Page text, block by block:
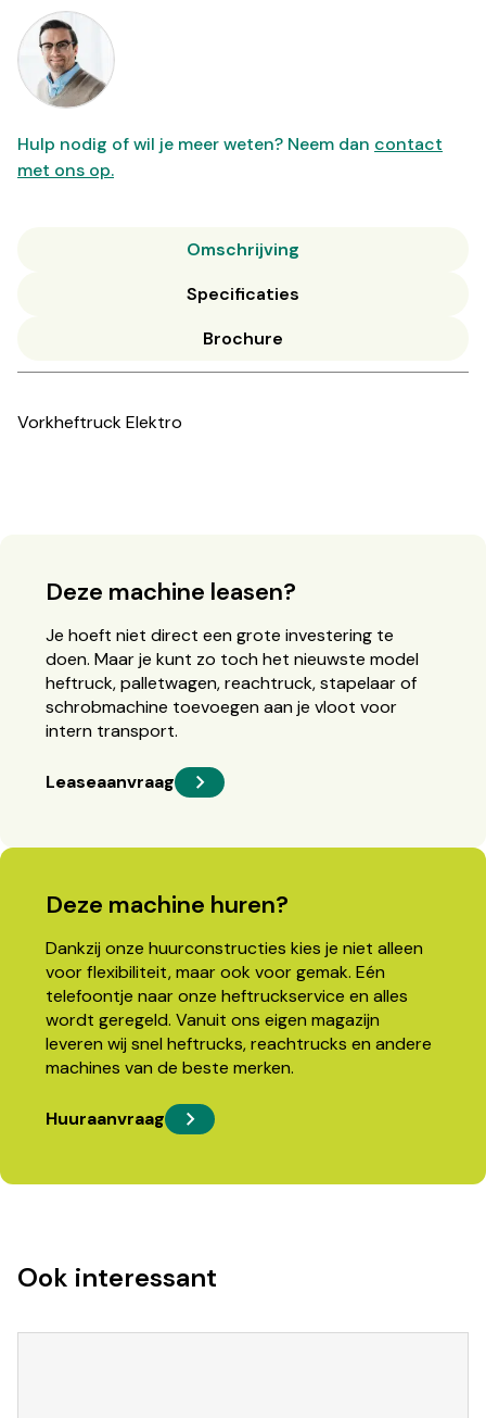
Hulp nodig of wil je meer weten? Neem dan contact
met ons op.
Omschrijving
Specificaties
Brochure
Vorkheftruck Elektro
Deze machine leasen?
Je hoeft niet direct een grote investering te
doen. Maar je kunt zo toch het nieuwste model
heftruck, palletwagen, reachtruck, stapelaar of
schrobmachine toevoegen aan je vloot voor
intern transport.
Leaseaanvraag
Deze machine huren?
Dankzij onze huurconstructies kies je niet alleen
voor flexibiliteit, maar ook voor gemak. Eén
telefoontje naar onze heftruckservice en alles
wordt geregeld. Vanuit ons eigen magazijn
leveren wij snel heftrucks, reachtrucks en andere
machines van de beste merken.
Huuraanvraag
Ook interessant